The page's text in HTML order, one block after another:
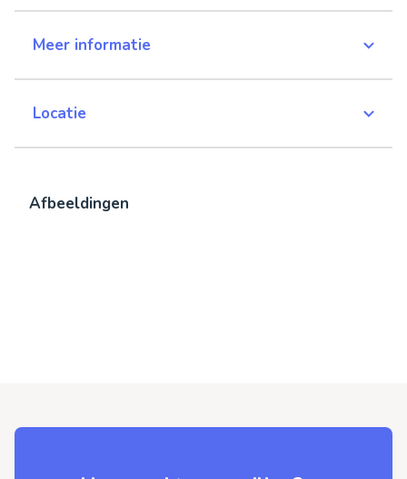
Meer informatie
Locatie
Afbeeldingen